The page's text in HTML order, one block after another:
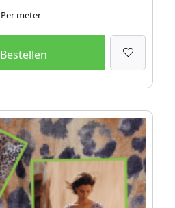
Per meter
Bestellen